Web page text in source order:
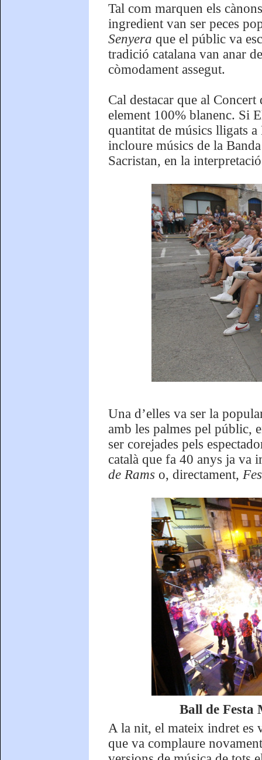
Tal com marquen els
ingredient van ser peces
Senyera que el públic va
tradició catalana van anar
còmodament assegut.
Cal destacar que al
element 100% blanenc. Si
quantitat de músics lligats a
incloure músics de la
Sacristan, en la
Una d’elles va ser la
amb les palmes pel públic,
ser corejades pels
català que fa 40 anys ja va
de Rams o, directament,
Ball de
A la nit, el mateix indret es
que va complaure